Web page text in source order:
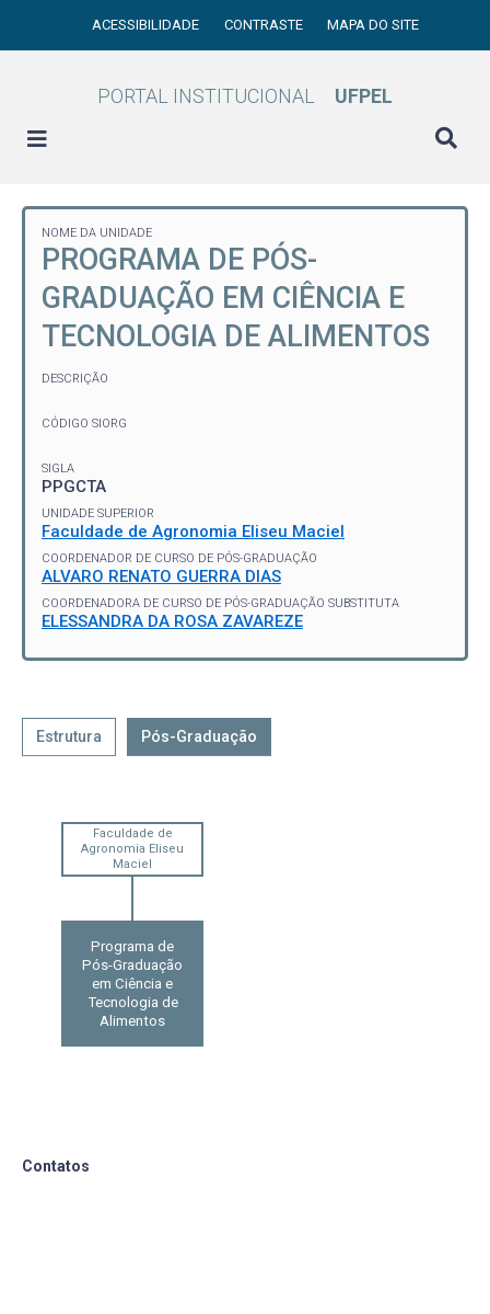
ACESSIBILIDADE CONTRASTE MAPA DO SITE
PORTAL INSTITUCIONAL UFPEL
NOME DA UNIDADE
PROGRAMA DE PÓS-
GRADUAÇÃO EM CIÊNCIA E
TECNOLOGIA DE ALIMENTOS
DESCRIÇÃO
CÓDIGO SIORG
SIGLA
PPGCTA
UNIDADE SUPERIOR
Faculdade de Agronomia Eliseu Maciel
COORDENADOR DE CURSO DE PÓS-GRADUAÇÃO
ALVARO RENATO GUERRA DIAS
COORDENADORA DE CURSO DE PÓS-GRADUAÇÃO SUBSTITUTA
ELESSANDRA DA ROSA ZAVAREZE
Estrutura Pós-Graduação
Faculdade de
Agronomia Eliseu
Maciel
Programa de
Pós-Graduação
em Ciência e
Tecnologia de
Alimentos
Contatos